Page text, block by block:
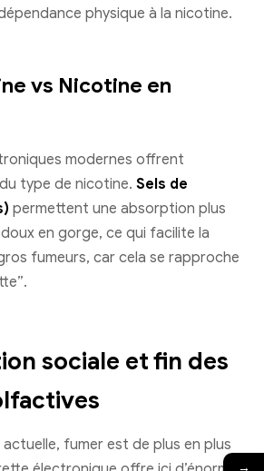
physique à la nicotine.
vs Nicotine en
modernes offrent
type de nicotine. Sels de
permettent une absorption plus
en gorge, ce qui facilite la
fumeurs, car cela se rapproche
sociale et fin des
fumer est de plus en plus
→